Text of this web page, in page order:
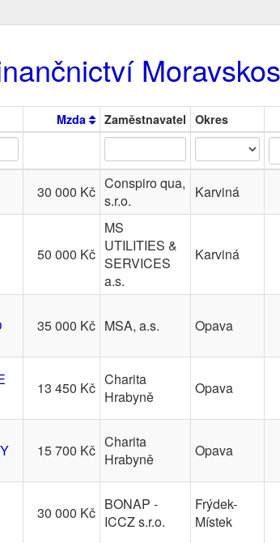
Mzda Zaměstnavatel Okres
30 000 Kč Conspiro qua,
s.r.o.
Karviná
50 000 Kč
MS
UTILITIES &
SERVICES
a.s.
Karviná
35 000 Kč MSA, a.s. Opava
13 450 Kč Charita
Hrabyně
Opava
15 700 Kč Charita
Hrabyně
Opava
30 000 Kč BONAP -
ICCZ s.r.o.
Frýdek-
Místek